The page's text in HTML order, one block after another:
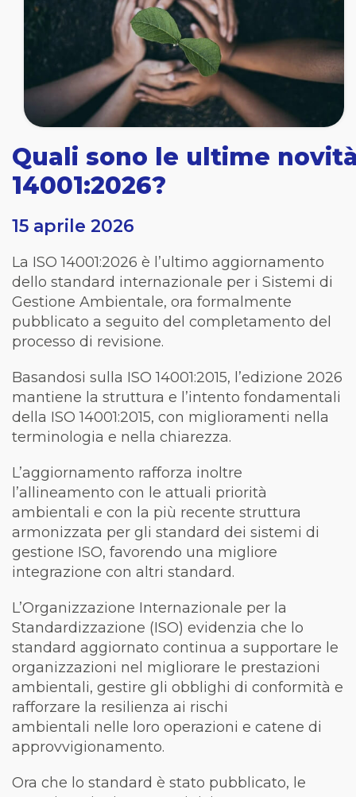
Quali sono le ultime
14001:2026?
15 aprile 2026
La ISO 14001:2026 è l’ultimo aggiornamento
dello standard internazionale per i Sistemi di
Gestione Ambientale, ora formalmente
pubblicato a seguito del completamento del
processo di revisione.
Basandosi sulla ISO 14001:2015, l’edizione 2026
mantiene la struttura e l’intento fondamentali
della ISO 14001:2015, con miglioramenti nella
terminologia e nella chiarezza.
L’aggiornamento rafforza inoltre
l’allineamento con le attuali priorità
ambientali e con la più recente struttura
armonizzata per gli standard dei sistemi di
gestione ISO, favorendo una migliore
integrazione con altri standard.
L’Organizzazione Internazionale per la
Standardizzazione (ISO) evidenzia che lo
standard aggiornato continua a supportare le
organizzazioni nel migliorare le prestazioni
ambientali, gestire gli obblighi di conformità e
rafforzare la resilienza ai rischi
ambientali nelle loro operazioni e catene di
approvvigionamento.
Ora che lo standard è stato pubblicato, le